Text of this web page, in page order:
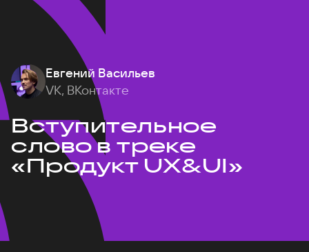
Евгений Васильев
VK, ВКонтакте
Вступительное
слово в треке
«Продукт UX&UI»